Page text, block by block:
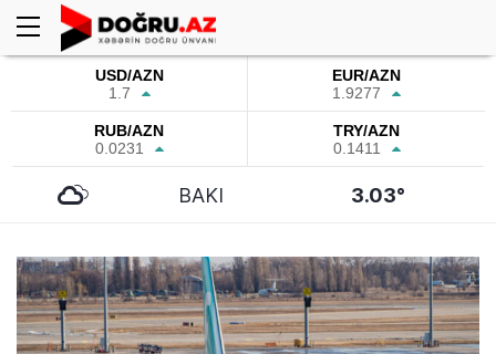
USD/AZN
1.7
EUR/AZN
1.9277
RUB/AZN
0.0231
TRY/AZN
0.1411
BAKI 3.03°